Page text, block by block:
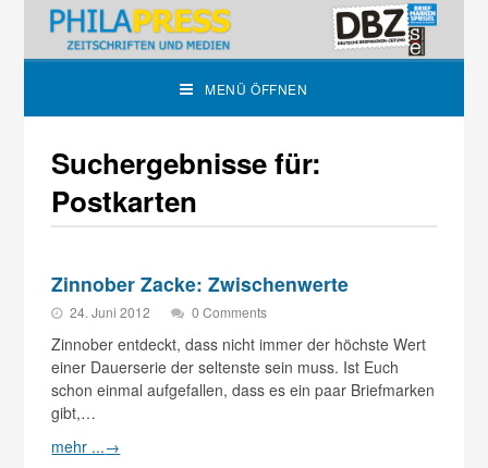
MENÜ ÖFFNEN
Suchergebnisse für:
Postkarten
Zinnober Zacke: Zwischenwerte
24. Juni 2012 0 Comments
Zinnober entdeckt, dass nicht immer der höchste Wert
einer Dauerserie der seltenste sein muss. Ist Euch
schon einmal aufgefallen, dass es ein paar Briefmarken
gibt,…
mehr ...→